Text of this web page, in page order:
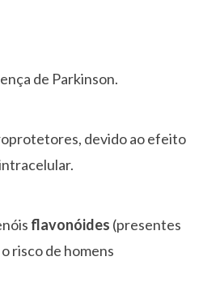
de Parkinson.
devido ao efeito
flavonóides (presentes
risco de homens